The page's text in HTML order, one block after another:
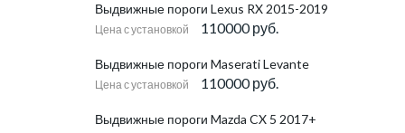
Выдвижные пороги Lexus RX 2015-2019
Цена с установкой 110000 руб.
Выдвижные пороги Maserati Levante
Цена с установкой 110000 руб.
Выдвижные пороги Mazda CX 5 2017+